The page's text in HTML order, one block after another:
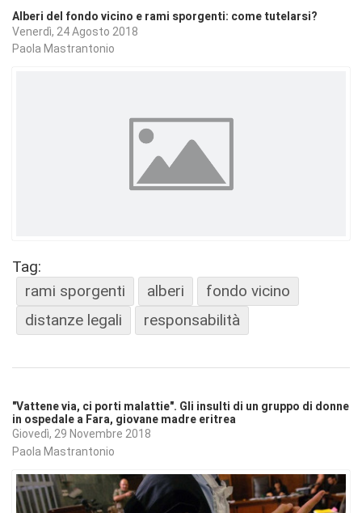
Alberi del fondo vicino e rami sporgenti: come tutelarsi?
Venerdì, 24 Agosto 2018
Paola Mastrantonio
Tag:
rami sporgenti
alberi
fondo vicino
distanze legali
responsabilità
"Vattene via, ci porti malattie". Gli insulti di un gruppo di donne
in ospedale a Fara, giovane madre eritrea
Giovedì, 29 Novembre 2018
Paola Mastrantonio